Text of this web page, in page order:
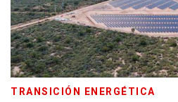
TRANSICIÓN ENERGÉTICA